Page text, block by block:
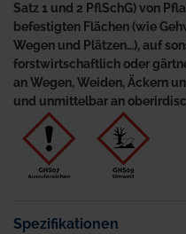
Satz 1 und 2 PflSchG) von
befestigten Flächen (wie
Wegen und Plätzen…), auf
forstwirtschaftlich oder
an Wegen, Weiden, Äckern
und unmittelbar an
Spezifikationen